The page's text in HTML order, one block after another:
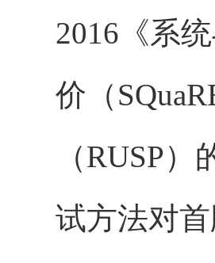
2016《系
价（
（RUSP
试方法对